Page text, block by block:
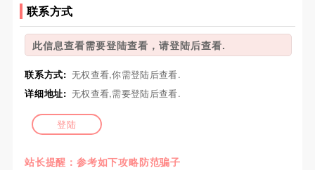
联系方式
此信息查看需要登陆查看，请登陆后查看.
联系方式: 无权查看,你需登陆后查看.
详细地址: 无权查看,需要登陆后查看.
登陆
站长提醒：参考如下攻略防范骗子